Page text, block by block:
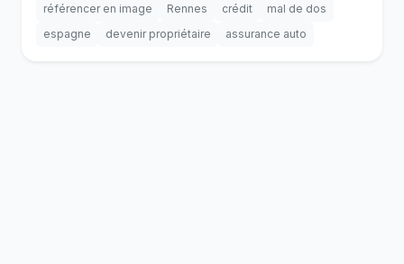
référencer en image
Rennes crédit
mal de dos
espagne
devenir propriétaire assurance auto